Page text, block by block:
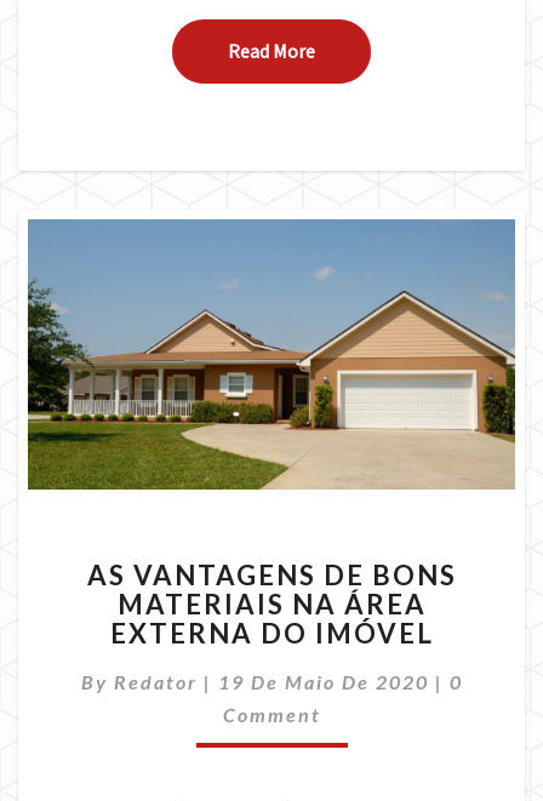
Read MoreRead More
VANTAGENS
DE
BONS
NA
ÁREA
AS VANTAGENS DE BONS
MATERIAIS NA ÁREA
EXTERNA DO IMÓVEL
By Redator | 19 De Maio De 2020 | 0
Comment